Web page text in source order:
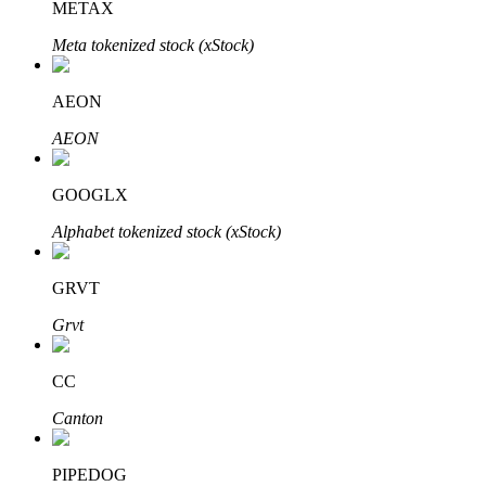
Bloqueos BTR
Inversiones exclusivas para titulares de BTR
Préstamos
METAX
Meta tokenized stock (xStock)
AEON
AEON
GOOGLX
Alphabet tokenized stock (xStock)
GRVT
Grvt
CC
Canton
PIPEDOG